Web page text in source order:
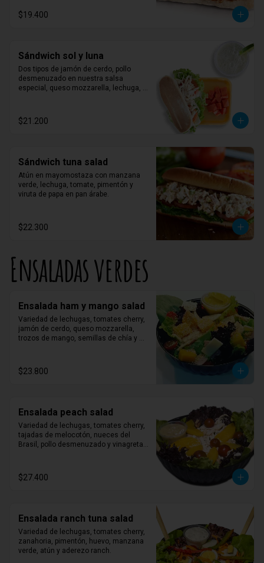
$19.400
Sándwich sol y luna
Dos tipos de jamón de cerdo, pollo
desmenuzado en nuestra salsa
especial, queso mozzarella, lechuga,
$21.200
Sándwich tuna salad
Atún en mayomostaza con manzana
verde, lechuga, tomate, pimentón y
viruta de papa en pan árabe.
$22.300
Ensaladas verdes
Ensalada ham y mango salad
Variedad de lechugas, tomates cherry,
jamón de cerdo, queso mozzarella,
trozos de mango, semillas de chía y
$23.800
Ensalada peach salad
Variedad de lechugas, tomates cherry,
tajadas de melocotón, nueces del
Brasil, pollo desmenuzado y vinagreta
$27.400
Ensalada ranch tuna salad
Variedad de lechugas, tomates cherry,
zanahoria, pimentón, huevo, manzana
verde, atún y aderezo ranch.